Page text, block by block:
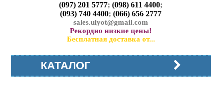
(097) 201 5777;(098) 611 4400;
(093) 740 4400;(066) 656 2777
sales.ulyot@gmail.com
Рекордно низкие цены!
Бесплатная доставка от...
КАТАЛОГ